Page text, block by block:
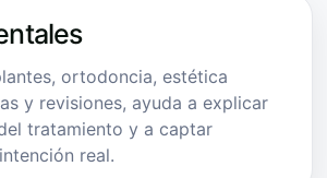
ortodoncia, estética
y revisiones, ayuda a explicar
tratamiento y a captar
real.